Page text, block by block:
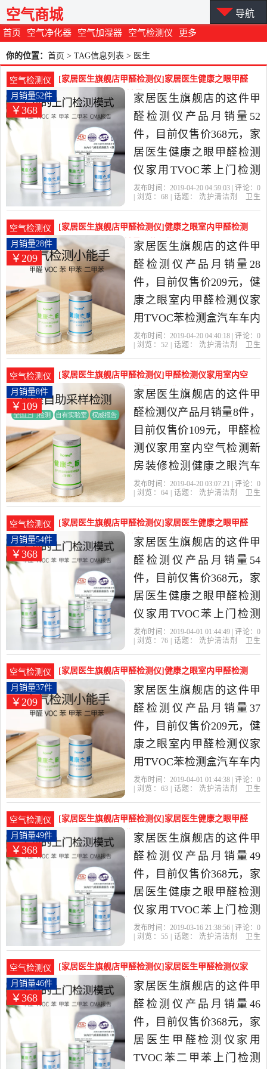
首页 空气净化器 空气加湿器 空气检测仪 更多
空气商城 导航
你的位置： 首页 > TAG信息列表 > 医生
空气检测仪
[家居医生旗舰店甲醛检测仪]家居医生健康之眼甲醛
检测仪家用TVO月销量52件仅售368元
￥368
月销量52件
家居医生旗舰店的这件甲
醛检测仪产品月销量52
件，目前仅售价368元，家
居医生健康之眼甲醛检测
仪家用TVOC苯上门检测
CMA室内空气检测是2019
护清洁剂,卫生巾,纸,香薰当
中性价比很高的甲醛检测
仪，由广东 深圳发货。
发布时间：2019-04-20 04:59:03 | 评论： 0
| 浏览： 68| 话题： 洗护清洁剂
卫生
空气检测仪
[家居医生旗舰店甲醛检测仪]健康之眼室内甲醛检测
仪家用TVOC苯月销量28件仅售209元
￥209
月销量28件
家居医生旗舰店的这件甲
醛检测仪产品月销量28
件，目前仅售价209元，健
康之眼室内甲醛检测仪家
用TVOC苯检测盒汽车车内
空气质量实验室是2019年
清洁剂,卫生巾,纸,香薰当中
性价比很高的甲醛检测
仪，由广东 深圳发货。
发布时间：2019-04-20 04:40:18 | 评论： 0
| 浏览： 52| 话题： 洗护清洁剂
卫生
空气检测仪
[家居医生旗舰店甲醛检测仪]甲醛检测仪家用室内空
气检测新房装修检月销量8件仅售109元
￥109
月销量8件
家居医生旗舰店的这件甲
醛检测仪产品月销量8件，
目前仅售价109元，甲醛检
测仪家用室内空气检测新
房装修检测健康之眼汽车
车内空气是2019年家居医
卫生巾,纸,香薰当中性价比
很高的甲醛检测仪，由广
东 深圳发货。
发布时间：2019-04-20 03:07:21 | 评论： 0
| 浏览： 64| 话题： 洗护清洁剂
卫生
空气检测仪
[家居医生旗舰店甲醛检测仪]家居医生健康之眼甲醛
检测仪家用TVO月销量54件仅售368元
￥368
月销量54件
家居医生旗舰店的这件甲
醛检测仪产品月销量54
件，目前仅售价368元，家
居医生健康之眼甲醛检测
仪家用TVOC苯上门检测
CMA室内空气检测是2019
护清洁剂,卫生巾,纸,香薰当
中性价比很高的甲醛检测
仪，由广东 深圳发货。
发布时间：2019-04-01 01:44:49 | 评论： 0
| 浏览： 76| 话题： 洗护清洁剂
卫生
空气检测仪
[家居医生旗舰店甲醛检测仪]健康之眼室内甲醛检测
仪家用TVOC苯月销量37件仅售209元
￥209
月销量37件
家居医生旗舰店的这件甲
醛检测仪产品月销量37
件，目前仅售价209元，健
康之眼室内甲醛检测仪家
用TVOC苯检测盒汽车车内
空气质量实验室是2019年
清洁剂,卫生巾,纸,香薰当中
性价比很高的甲醛检测
仪，由广东 深圳发货。
发布时间：2019-04-01 01:44:38 | 评论： 0
| 浏览： 63| 话题： 洗护清洁剂
卫生
空气检测仪
[家居医生旗舰店甲醛检测仪]家居医生健康之眼甲醛
检测月销量49件仅售368元
￥368
月销量49件
家居医生旗舰店的这件甲
醛检测仪产品月销量49
件，目前仅售价368元，家
居医生健康之眼甲醛检测
仪家用TVOC苯上门检测
CMA室内空气检测是2019
护清洁剂,卫生巾,纸,香薰当
中性价比很高的甲醛检测
仪，由广东 深圳发货。
发布时间：2019-03-16 21:38:56 | 评论： 0
| 浏览： 55| 话题： 洗护清洁剂
卫生
空气检测仪
[家居医生旗舰店甲醛检测仪]家居医生甲醛检测仪家
用T月销量46件仅售368元
￥368
月销量46件
家居医生旗舰店的这件甲
醛检测仪产品月销量46
件，目前仅售价368元，家
居医生甲醛检测仪家用
TVOC苯二甲苯上门检测